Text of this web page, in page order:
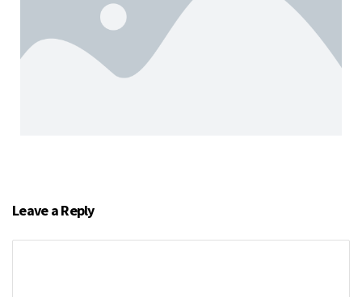
Leave a Reply